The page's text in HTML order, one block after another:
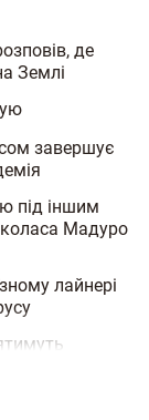
де
Землі
завершує
під іншим
Мадуро
лайнері
могла знайти